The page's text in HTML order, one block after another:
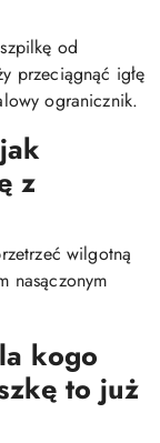
od
przeciągnąć igłę
ogranicznik.
z
wilgotną
nasączonym
kogo
to już